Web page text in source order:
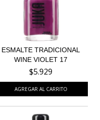
ESMALTE TRADICIONAL
WINE VIOLET 17
$5.929